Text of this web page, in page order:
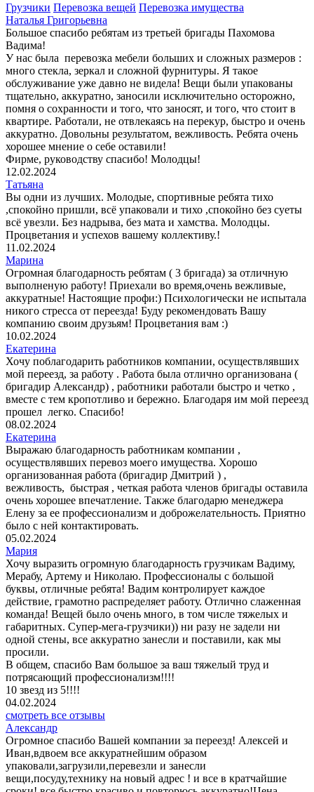
Грузчики Перевозка вещей Перевозка имущества
Наталья Григорьевна
Большое спасибо ребятам из третьей бригады Пахомова
Вадима!
У нас была перевозка мебели больших и сложных размеров :
много стекла, зеркал и сложной фурнитуры. Я такое
обслуживание уже давно не видела! Вещи были упакованы
тщательно, аккуратно, заносили исключительно осторожно,
помня о сохранности и того, что заносят, и того, что стоит в
квартире. Работали, не отвлекаясь на перекур, быстро и очень
аккуратно. Довольны результатом, вежливость. Ребята очень
хорошее мнение о себе оставили!
Фирме, руководству спасибо! Молодцы!
12.02.2024
Татьяна
Вы одни из лучших. Молодые, спортивные ребята тихо
,спокойно пришли, всё упаковали и тихо ,спокойно без суеты
всё увезли. Без надрыва, без мата и хамства. Молодцы.
Процветания и успехов вашему коллективу.!
11.02.2024
Марина
Огромная благодарность ребятам ( 3 бригада) за отличную
выполненую работу! Приехали во время,очень вежливые,
аккуратные! Настоящие профи:) Психологически не испытала
никого стресса от переезда! Буду рекомендовать Вашу
компанию своим друзьям! Процветания вам :)
10.02.2024
Екатерина
Хочу поблагодарить работников компании, осуществлявших
мой переезд, за работу . Работа была отлично организована (
бригадир Александр) , работники работали быстро и четко ,
вместе с тем кропотливо и бережно. Благодаря им мой переезд
прошел легко. Спасибо!
08.02.2024
Екатерина
Выражаю благодарность работникам компании ,
осуществлявших перевоз моего имущества. Хорошо
организованная работа (бригадир Дмитрий ) ,
вежливость, быстрая , четкая работа членов бригады оставила
очень хорошее впечатление. Также благодарю менеджера
Елену за ее профессионализм и доброжелательность. Приятно
было с ней контактировать.
05.02.2024
Мария
Хочу выразить огромную благодарность грузчикам Вадиму,
Мерабу, Артему и Николаю. Профессионалы с большой
буквы, отличные ребята! Вадим контролирует каждое
действие, грамотно распределяет работу. Отлично слаженная
команда! Вещей было очень много, в том числе тяжелых и
габаритных. Супер-мега-грузчики)) ни разу не задели ни
одной стены, все аккуратно занесли и поставили, как мы
просили.
В общем, спасибо Вам большое за ваш тяжелый труд и
потрясающий профессионализм!!!!
10 звезд из 5!!!!
04.02.2024
смотреть все отзывы
Александр
Огромное спасибо Вашей компании за переезд! Алексей и
Иван,вдвоем все аккуратнейшим образом
упаковали,загрузили,перевезли и занесли
вещи,посуду,технику на новый адрес ! и все в кратчайшие